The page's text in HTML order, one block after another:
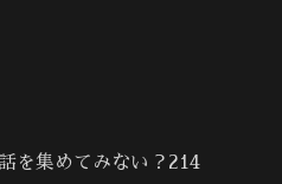
を集めてみない？214